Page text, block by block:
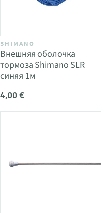
SHIMANO
Внешняя оболочка
тормоза Shimano SLR
синяя 1м
4,00 €